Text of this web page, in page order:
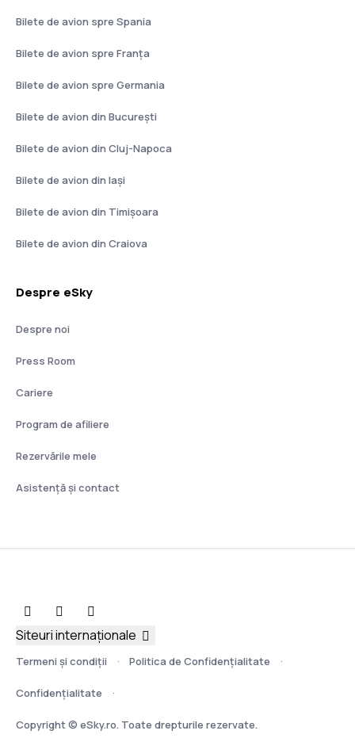
Bilete de avion spre Spania
Bilete de avion spre Franţa
Bilete de avion spre Germania
Bilete de avion din București
Bilete de avion din Cluj-Napoca
Bilete de avion din Iași
Bilete de avion din Timișoara
Bilete de avion din Craiova
Despre eSky
Despre noi
Press Room
Cariere
Program de afiliere
Rezervările mele
Asistenţă şi contact
Termeni şi condiţii Politica de Confidențialitate
Confidențialitate
Copyright © eSky.ro. Toate drepturile rezervate.
Siteuri internaționale